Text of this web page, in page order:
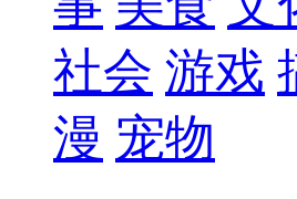
社会 游戏
漫 宠物